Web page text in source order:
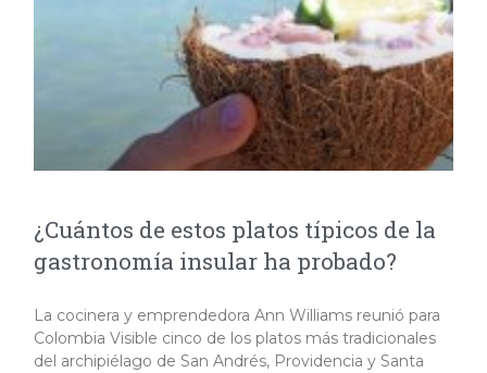
¿Cuántos de estos platos típicos de la
gastronomía insular ha probado?
La cocinera y emprendedora Ann Williams reunió para
Colombia Visible cinco de los platos más tradicionales
del archipiélago de San Andrés, Providencia y Santa